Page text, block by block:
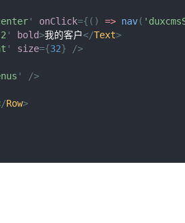
' onClick={ ( ) => nav(
' bold>我的客户</Text>
' size={32}
/>
'
/>
Row>